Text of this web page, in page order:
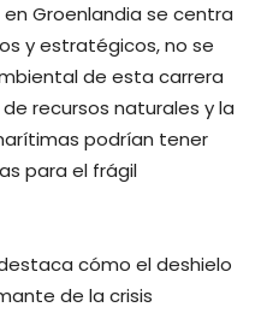
Groenlandia se centra
y estratégicos, no se
de esta carrera
recursos naturales y la
podrían tener
para el frágil
cómo el deshielo
de la crisis